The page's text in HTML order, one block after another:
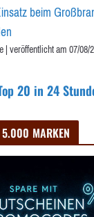
beim
|veröffentlicht am 07/08/
20 in 24
5.000 MARKEN